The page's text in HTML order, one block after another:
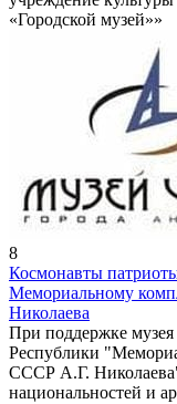
«Городской музей»»
8
Космонавты
Мемориальному
Николаева
При поддержке
Республики
СССР А.Г.
национальностей и